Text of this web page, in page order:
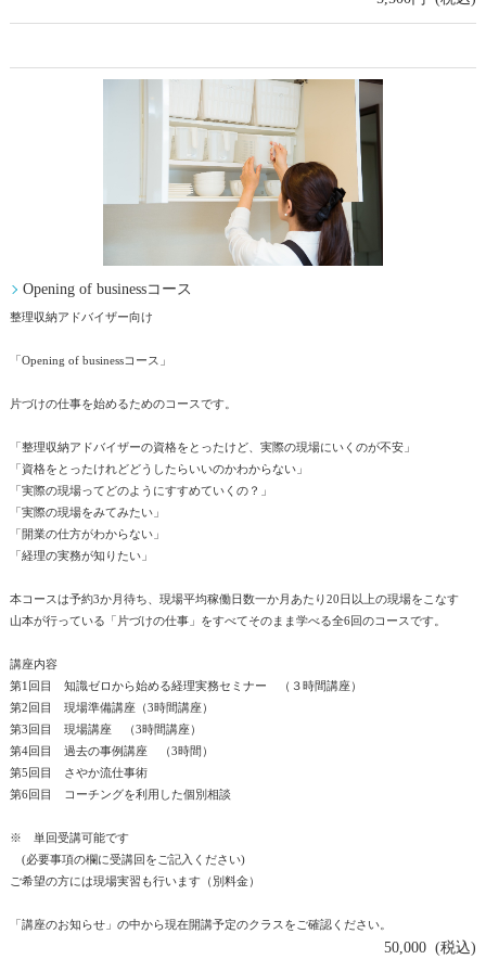
Opening of businessコース
整理収納アドバイザー向け
「Opening of businessコース」
片づけの仕事を始めるためのコースです。
「整理収納アドバイザーの資格をとったけど、実際の現場にいくのが不安」
「資格をとったけれどどうしたらいいのかわからない」
「実際の現場ってどのようにすすめていくの？」
「実際の現場をみてみたい」
「開業の仕方がわからない」
「経理の実務が知りたい」
本コースは予約3か月待ち、現場平均稼働日数一か月あたり20日以上の現場をこなす
山本が行っている「片づけの仕事」をすべてそのまま学べる全6回のコースです。
講座内容
第1回目 知識ゼロから始める経理実務セミナー （３時間講座）
第2回目 現場準備講座（3時間講座）
第3回目 現場講座 （3時間講座）
第4回目 過去の事例講座 （3時間）
第5回目 さやか流仕事術
第6回目 コーチングを利用した個別相談
※ 単回受講可能です
(必要事項の欄に受講回をご記入ください)
ご希望の方には現場実習も行います（別料金）
「講座のお知らせ」の中から現在開講予定のクラスをご確認ください。
50,000 (税込)